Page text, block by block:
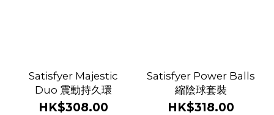
Satisfyer Majestic
Duo 震動持久環
HK$308.00
Satisfyer Power Balls
縮陰球套裝
HK$318.00